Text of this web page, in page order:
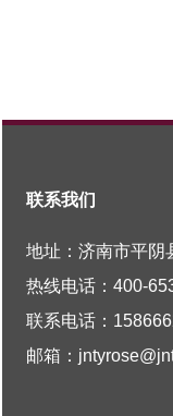
联系我们
地址：济南市平阴
热线电话：400-
联系电话：
邮箱：